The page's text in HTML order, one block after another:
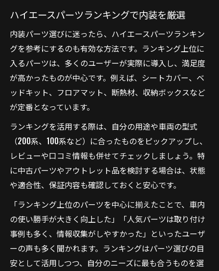
ハイエースパーツランキングで内装を厳選
内装パーツ選びに迷ったら、ハイエースパーツランキン
グを参考にするのも有効な方法です。ランキング上位に
入るパーツは、多くのユーザーが実際に導入し、満足度
が高かったものが中心です。例えば、シートカバー、ベ
ッドキット、フロアマット、断熱材、収納ボックスなど
が定番となっています。
ランキングを活用する際は、自分の用途や車両の型式
（200系、100系など）に合ったものをピックアップし、
レビューや口コミ情報も併せてチェックしましょう。特
に中古パーツやアウトレット品を検討する場合は、状態
や適合性、保証内容も確認しておくと安心です。
「ランキング上位のパーツを中心に揃えたことで、車内
の使い勝手が大きく向上した」「人気パーツは取り付け
事例も多く、情報収集がしやすかった」といったユーザ
ーの声も多く聞かれます。ランキングはパーツ選びの目
安として活用しつつ、自分のニーズに最も合うものを選